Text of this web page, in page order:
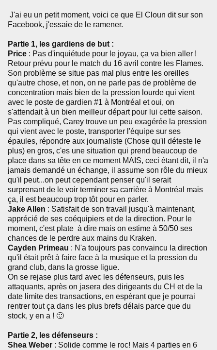
J'ai eu un petit moment, voici ce que El Cloun dit sur son
Facebook, j'essaie de le ramener.
Partie 1, les gardiens de but :
Price : Pas d'inquiétude pour le joyau, ça va bien aller !
Retour prévu pour le match du 16 avril contre les Flames.
Son problème se situe pas mal plus entre les oreilles
qu'autre chose, et non, on ne parle pas de problème de
concentration mais bien de la pression lourde qui vient
avec le poste de gardien #1 à Montréal et oui, on
s'attendait à un bien meilleur départ pour lui cette saison.
Pas compliqué, Carey trouve un peu exagérée la pression
qui vient avec le poste, transporter l'équipe sur ses
épaules, répondre aux journaliste (Chose qu'il déteste le
plus) en gros, c'es une situation qui prend beaucoup de
place dans sa tête en ce moment MAIS, ceci étant dit, il n'a
jamais demandé un échange, il assume son rôle du mieux
qu'il peut...on peut cependant penser qu'il serait
surprenant de le voir terminer sa carrière à Montréal mais
ça, il est beaucoup trop tôt pour en parler.
Jake Allen : Satisfait de son travail jusqu'à maintenant,
apprécié de ses coéquipiers et de la direction. Pour le
moment, c'est plate à dire mais on estime à 50/50 ses
chances de le perdre aux mains du Kraken.
Cayden Primeau : N'a toujours pas convaincu la direction
qu'il était prêt à faire face à la musique et la pression du
grand club, dans la grosse ligue.
On se rejase plus tard avec les défenseurs, puis les
attaquants, après on jasera des dirigeants du CH et de la
date limite des transactions, en espérant que je pourrai
rentrer tout ça dans les plus brefs délais parce que du
stock, y en a ! 🙂
Partie 2, les défenseurs :
Shea Weber : Solide comme le roc! Mais 4 parties en 6